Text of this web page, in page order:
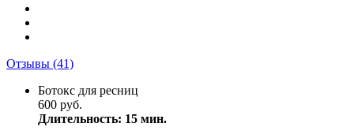
Отзывы (41)
Ботокс для ресниц
600 руб.
Длительность: 15 мин.